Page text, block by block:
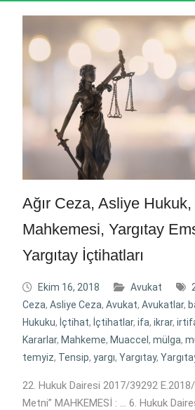
Ağır Ceza, Asliye Hukuk,
Mahkemesi, Yargıtay
Yargıtay İçtihatları
Ekim 16, 2018 Avukat
Ceza, Asliye Ceza, Avukat, Avukatlar,
Hukuku, İçtihat, İçtihatlar, ifa, ikrar,
Kararlar, Mahkeme, Muaccel, mülga,
temyiz, Tensip, yargı, Yargıtay,
22. Hukuk Dairesi 2017/39292
Metni” MAHKEMESİ : … 6. Hukuk